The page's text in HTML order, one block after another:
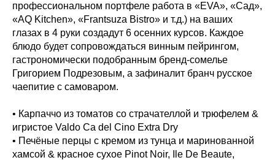
профессиональном портфеле работа в «EVA», «Сад»,
«AQ Kitchen», «Frantsuza Bistro» и т.д.) на ваших
глазах в 4 руки создадут 6 осенних курсов. Каждое
блюдо будет сопровождаться винным пейрингом,
гастрономически подобранным бренд-сомелье
Григорием Подрезовым, а зафиналит бранч русское
чаепитие с самоваром.
• Карпаччо из томатов со страчателлой и трюфелем &
игристое Valdo Ca del Cino Extra Dry
• Печёные перцы с кремом из тунца и маринованной
хамсой & красное сухое Pinot Noir, Ile De Beaute,